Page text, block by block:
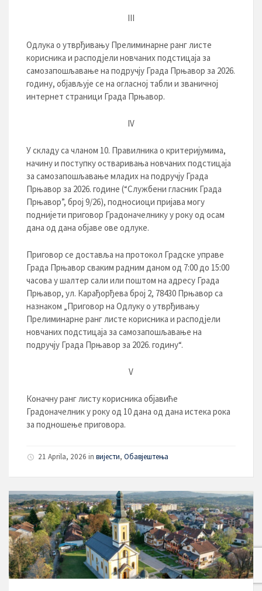
III
Одлука о утврђивању Прелиминарне ранг листе
корисника и расподјели новчаних подстицаја за
самозапошљавање на подручју Града Прњавор за 2026.
годину, објављује се на огласној табли и званичној
интернет страници Града Прњавор.
IV
У складу са чланом 10. Правилника о критеријумима,
начину и поступку остваривања новчаних подстицаја
за самозапошљавање младих на подручју Града
Прњавор за 2026. године (“Службени гласник Града
Прњавор”, број 9/26), подносиоци пријава могу
поднијети приговор Градоначелнику у року од осам
дана од дана објаве ове одлуке.
Приговор се доставља на протокол Градске управе
Града Прњавор сваким радним даном од 7:00 до 15:00
часова у шалтер сали или поштом на адресу Града
Прњавор, ул. Карађорђева број 2, 78430 Прњавор са
назнаком „Приговор на Одлуку о утврђивању
Прелиминарне ранг листе корисника и расподјели
новчаних подстицаја за самозапошљавање на
подручју Града Прњавор за 2026. годину“.
V
Коначну ранг листу корисника објавиће
Градоначелник у року од 10 дана од дана истека рока
за подношење приговора.
21 Aprila, 2026 in вијести, Обавјештења